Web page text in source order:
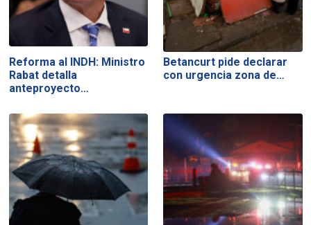
Reforma al INDH: Ministro
Rabat detalla
anteproyecto…
Betancurt pide declarar
con urgencia zona de…